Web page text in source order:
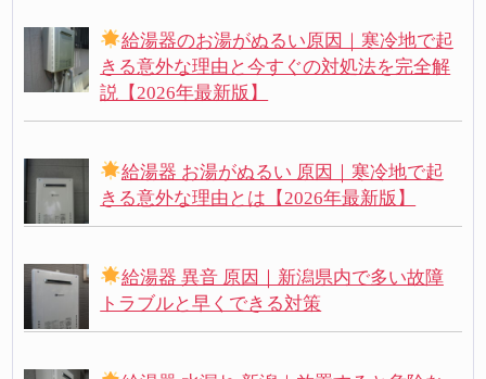
給湯器のお湯がぬるい原因｜寒冷地で起
きる意外な理由と今すぐの対処法を完全解
説【2026年最新版】
給湯器 お湯がぬるい 原因｜寒冷地で起
きる意外な理由とは【2026年最新版】
給湯器 異音 原因｜新潟県内で多い故障
トラブルと早くできる対策